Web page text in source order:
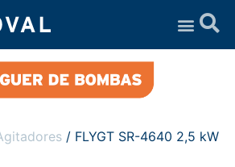
/ FLYGT SR-4640 2,5 kW